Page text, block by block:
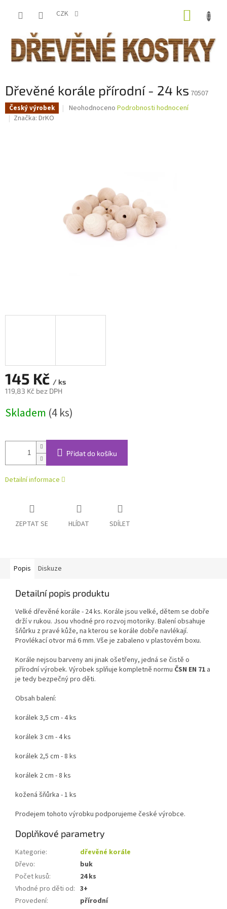
CZK
Dřevěné korále přírodní - 24 ks 70507
Český výrobek
Průměrné
Neohodnoceno Podrobnosti hodnocení
Značka: DrKO
145 Kč / ks
119,83 Kč bez DPH
cena:
Skladem (4 ks)
Přidat do košíku
Detailní informace
ZEPTAT SE HLÍDAT SDÍLET
Popis Diskuze
Detailní popis produktu
Velké dřevěné korále - 24 ks. Korále jsou velké, dětem se dobře
drží v rukou. Jsou vhodné pro rozvoj motoriky. Balení obsahuje
šňůrku z pravé kůže, na kterou se korále dobře navlékají.
Provlékací otvor má 6 mm. Vše je zabaleno v plastovém boxu.
Korále nejsou barveny ani jinak ošetřeny, jedná se čistě o
přírodní výrobek. Výrobek splňuje kompletně normu ČSN EN 71 a
je tedy bezpečný pro děti.
Obsah balení:
korálek 3,5 cm - 4 ks
korálek 3 cm - 4 ks
korálek 2,5 cm - 8 ks
korálek 2 cm - 8 ks
kožená šňůrka - 1 ks
Prodejem tohoto výrobku podporujeme české výrobce.
Doplňkové parametry
Kategorie:
dřevěné korále
Dřevo:
buk
Počet kusů:
24 ks
Vhodné pro děti od: 3+
Provedení:
přírodní